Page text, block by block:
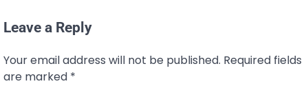
Leave a Reply
Your email address will not be published. Required fields
are marked *